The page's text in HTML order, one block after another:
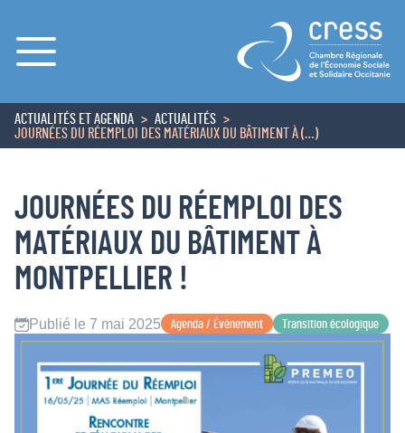
Menu
ACCUEIL
ACTUALITÉS ET AGENDA
ACTUALITÉS
JOURNÉES DU RÉEMPLOI DES MATÉRIAUX DU BÂTIMENT À (…)
JOURNÉES DU RÉEMPLOI DES
MATÉRIAUX DU BÂTIMENT À
MONTPELLIER !
Publié le 7 mai 2025 Agenda / Événement Transition écologique